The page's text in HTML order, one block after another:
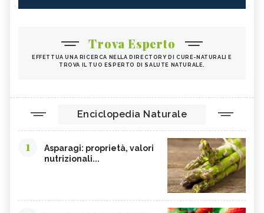
Trova Esperto
EFFETTUA UNA RICERCA NELLA DIRECTORY DI CURE-NATURALI E
TROVA IL TUO ESPERTO DI SALUTE NATURALE.
Enciclopedia Naturale
1
Asparagi: proprietà, valori
nutrizionali...